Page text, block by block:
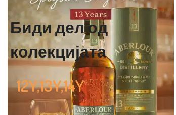
Биди дел од
колекцијата
12Y,13Y,14Y